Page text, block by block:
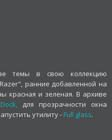
темы в свою коллекцию
ранние добавленной на
красная и зеленая. В архиве
для прозрачности окна
утилиту - Full glass.